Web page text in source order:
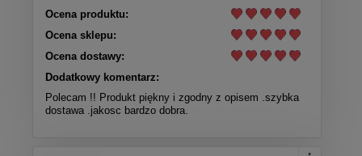
Ocena produktu:
Ocena sklepu:
Ocena dostawy:
Dodatkowy komentarz:
Polecam !! Produkt piękny i zgodny z opisem .szybka
dostawa .jakosc bardzo dobra.